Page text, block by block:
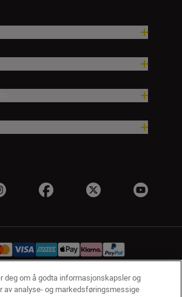
deg om å godta informasjonskapsler og
av analyse- og markedsføringsmessige